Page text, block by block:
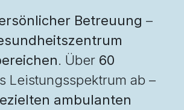
Betreuung –
. Über 60
Leistungsspektrum ab –
ambulanten